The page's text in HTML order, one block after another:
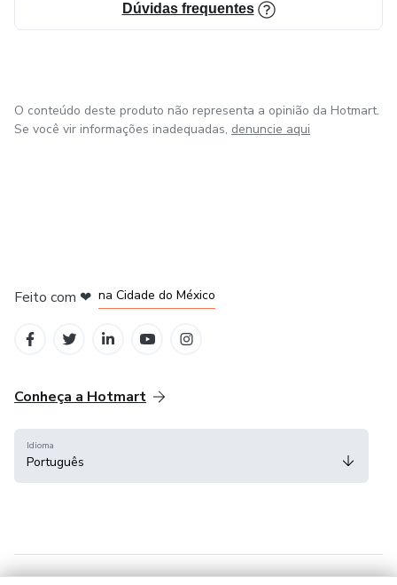
Dúvidas frequentes
O conteúdo deste produto não representa a opinião da Hotmart.
Se você vir informações inadequadas, denuncie aqui
Feito com ❤ na Cidade do México
Conheça a Hotmart
Idioma
Português